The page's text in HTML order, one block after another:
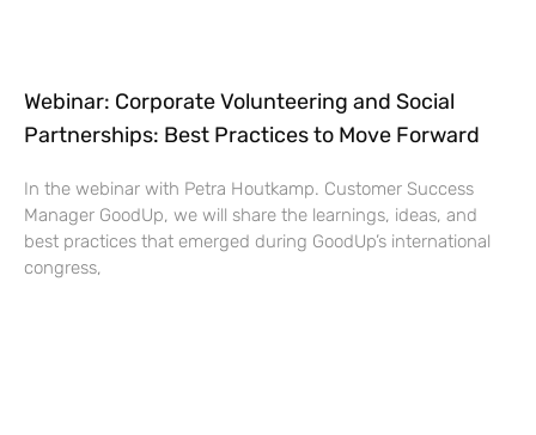
Webinar: Corporate Volunteering and Social
Partnerships: Best Practices to Move Forward
In the webinar with Petra Houtkamp. Customer Success
Manager GoodUp, we will share the learnings, ideas, and
best practices that emerged during GoodUp’s international
congress,